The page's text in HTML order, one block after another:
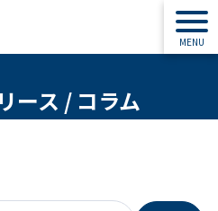
ース / コラム